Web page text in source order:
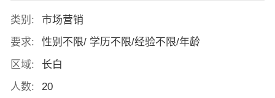
类别:
市场营销
要求:
性别不限/ 学历不限/经验不限/年龄
区域:
长白
人数:
20